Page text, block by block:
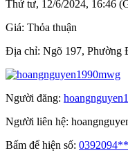
Thứ tư, 12/6/2024, 16:46
Giá: Thỏa thuận
Địa chỉ: Ngõ 197, Phường
Người đăng:
Người liên hệ:
Bấm để hiện số: